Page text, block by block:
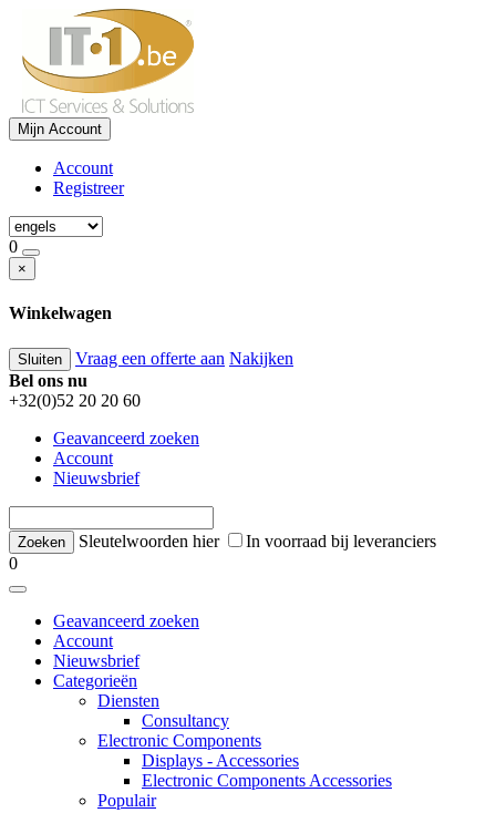
Mijn Account
Account
Registreer
0
×
Winkelwagen
Sluiten Vraag een offerte aan Nakijken
Bel ons nu
+32(0)52 20 20 60
Geavanceerd zoeken
Account
Nieuwsbrief
Sleutelwoorden hier
In voorraad bij leveranciers
0
Geavanceerd zoeken
Account
Nieuwsbrief
Categorieën
Diensten
Consultancy
Electronic Components
Displays - Accessories
Electronic Components Accessories
Populair